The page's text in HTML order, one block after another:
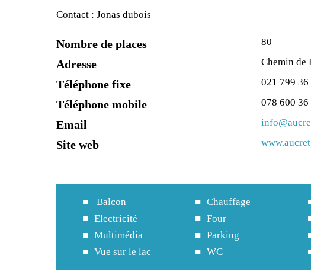
Contact : Jonas dubois
Nombre de places 80
Adresse Chemin de
Téléphone fixe 021 799 36
Téléphone mobile 078 600 36
Email
Site web
Balcon Chauffage
Electricité
Four
Multimédia
Parking
Vue sur le lac
WC